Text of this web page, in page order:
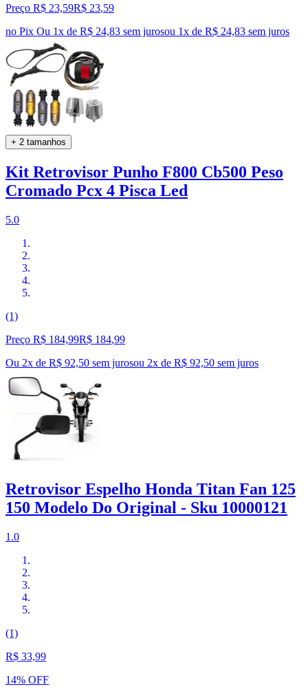
Preço R$ 23,59R$ 23,59
no Pix Ou 1x de R$ 24,83 sem jurosou 1x de R$ 24,83 sem juros
+ 2 tamanhos
Kit Retrovisor Punho F800 Cb500 Peso
Cromado Pcx 4 Pisca Led
5.0
(1)
Preço R$ 184,99R$ 184,99
Ou 2x de R$ 92,50 sem jurosou 2x de R$ 92,50 sem juros
Retrovisor Espelho Honda Titan Fan 125
150 Modelo Do Original - Sku 10000121
1.0
(1)
R$ 33,99
14% OFF